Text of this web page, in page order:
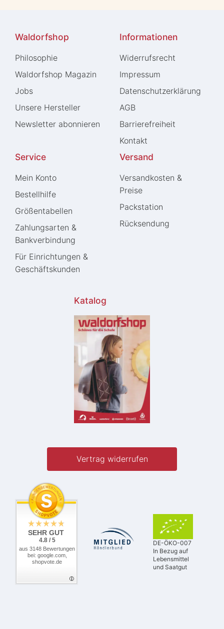
Waldorfshop
Philosophie
Waldorfshop Magazin
Jobs
Unsere Hersteller
Newsletter abonnieren
Informationen
Widerrufs­recht
Impressum
Daten­schutz­erklärung
AGB
Barrierefreiheit
Kontakt
Service
Mein Konto
Bestellhilfe
Größentabellen
Zahlungsarten &
Bankverbindung
Für Einrichtungen &
Geschäftskunden
Versand
Versandkosten &
Preise
Packstation
Rücksendung
Katalog
Vertrag widerrufen
SEHR GUT
4.8 / 5
aus 3148 Bewertungen
bei: google.com,
shopvote.de
DE-ÖKO-007
In Bezug auf
Lebensmittel
und Saatgut